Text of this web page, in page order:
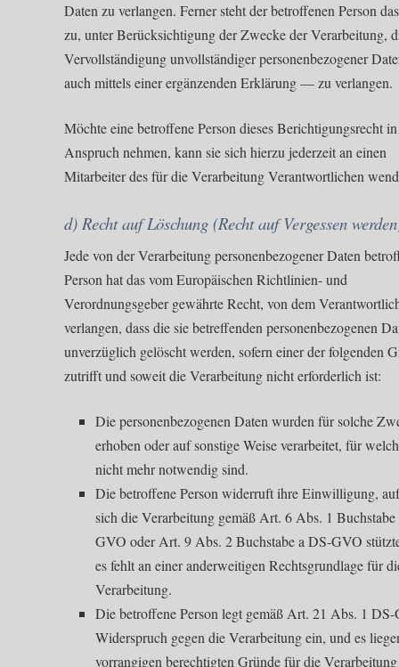
Daten zu verlangen. Ferner steht der betroffenen Person
zu, unter Berücksichtigung der Zwecke der Verarbeitung,
Vervollständigung unvollständiger personenbezogener
auch mittels einer ergänzenden Erklärung — zu verlangen.
Möchte eine betroffene Person dieses Berichtigungsrecht in
Anspruch nehmen, kann sie sich hierzu jederzeit an einen
Mitarbeiter des für die Verarbeitung Verantwortlichen
d) Recht auf Löschung (Recht auf Vergessen
Jede von der Verarbeitung personenbezogener Daten
Person hat das vom Europäischen Richtlinien- und
Verordnungsgeber gewährte Recht, von dem
verlangen, dass die sie betreffenden personenbezogenen
unverzüglich gelöscht werden, sofern einer der folgenden
zutrifft und soweit die Verarbeitung nicht erforderlich ist:
Die personenbezogenen Daten wurden für solche
erhoben oder auf sonstige Weise verarbeitet, für
nicht mehr notwendig sind.
Die betroffene Person widerruft ihre Einwilligung,
sich die Verarbeitung gemäß Art. 6 Abs. 1
GVO oder Art. 9 Abs. 2 Buchstabe a DS-GVO
es fehlt an einer anderweitigen Rechtsgrundlage für
Verarbeitung.
Die betroffene Person legt gemäß Art. 21 Abs. 1
Widerspruch gegen die Verarbeitung ein, und es
vorrangigen berechtigten Gründe für die